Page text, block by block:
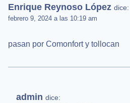
Enrique Reynoso López dice:
febrero 9, 2024 a las 10:19 am
pasan por Comonfort y tollocan
admin dice: